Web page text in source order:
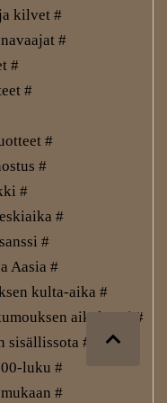
kilvet #
#
#
#
#
#
#
#
#
Aasia #
kulta-aika #
aikakausi #
#
luku #
#